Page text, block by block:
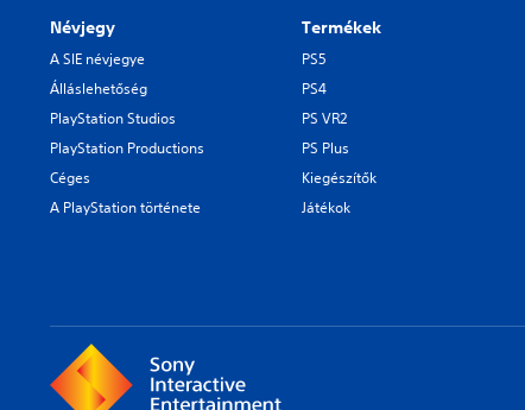
Névjegy
A SIE névjegye
Álláslehetőség
PlayStation Studios
PlayStation Productions
Céges
A PlayStation története
Termékek
PS5
PS4
PS VR2
PS Plus
Kiegészítők
Játékok